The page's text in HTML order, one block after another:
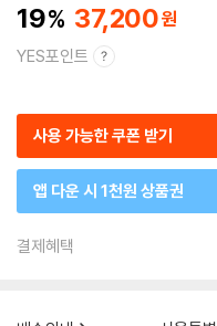
19 37,200
YES포인트
사용 가능한 쿠폰 받기
앱 다운 시 1천원 상품권
결제혜택